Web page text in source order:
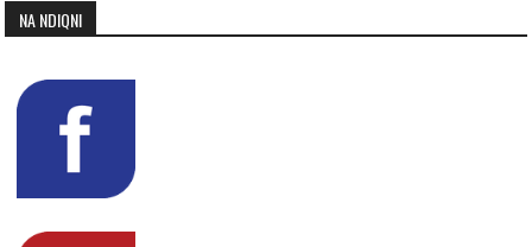
NA NDIQNI